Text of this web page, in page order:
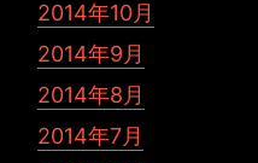
2014年10月
2014年9月
2014年8月
2014年7月